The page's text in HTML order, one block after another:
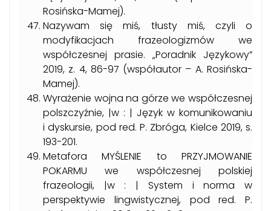
Rosińska-Mamej).
Nazywam się miś, tłusty miś, czyli o
modyfikacjach frazeologizmów we
współczesnej prasie. „Poradnik Językowy”
2019, z. 4, 86-97 (współautor – A. Rosińska-
Mamej).
Wyrażenie wojna na górze we współczesnej
polszczyźnie, |w : | Język w komunikowaniu
i dyskursie, pod red. P. Zbróga, Kielce 2019, s.
193-201.
Metafora MYŚLENIE to PRZYJMOWANIE
POKARMU we współczesnej polskiej
frazeologii, |w : | System i norma w
perspektywie lingwistycznej, pod red. P.